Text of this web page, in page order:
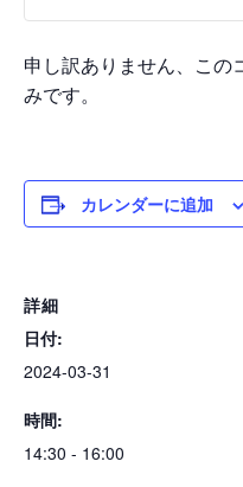
申し訳ありません、こ
みです。
カレンダーに追加
詳細
日付:
2024-03-31
時間:
14:30 - 16:00